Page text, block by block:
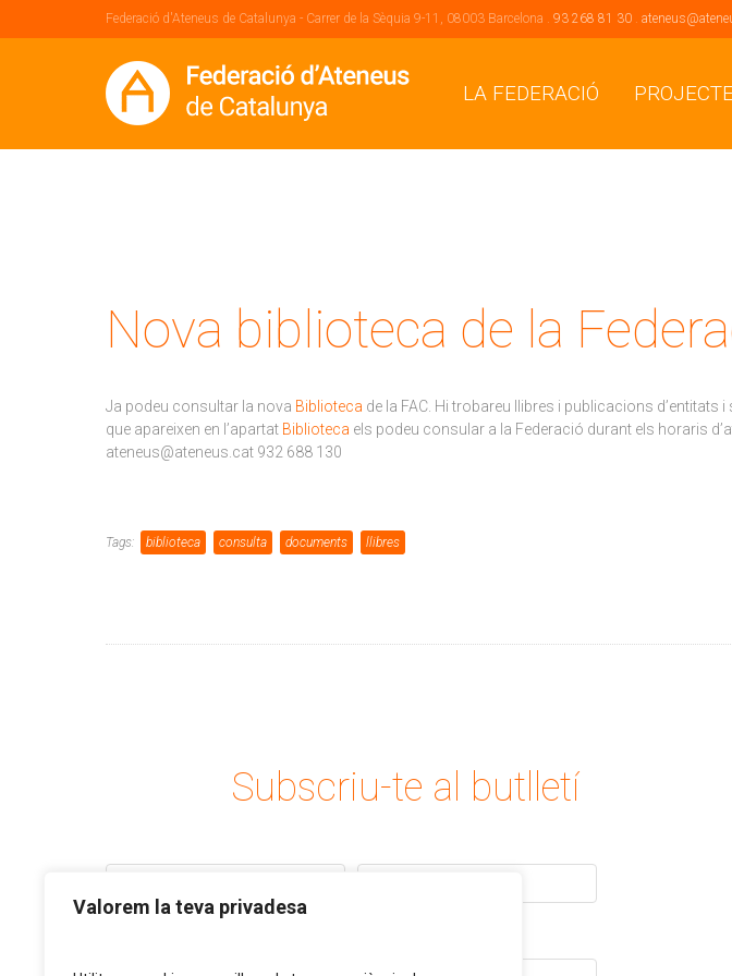
Valorem la teva privadesa
Federació d'Ateneus de Catalunya - Carrer de la Sèquia 9-11, 08003 Barcelona . 93 268 81 30 .
LA FEDERACIÓ
Nova biblioteca de la
Ja podeu consultar la nova Biblioteca de la FAC. Hi trobareu llibres i publicacions
que apareixen en l’apartat Biblioteca els podeu consular a la Federació durant els horaris
ateneus@ateneus.cat 932 688 130
Tags: biblioteca consulta documents llibres
Subscriu-te al butlletí